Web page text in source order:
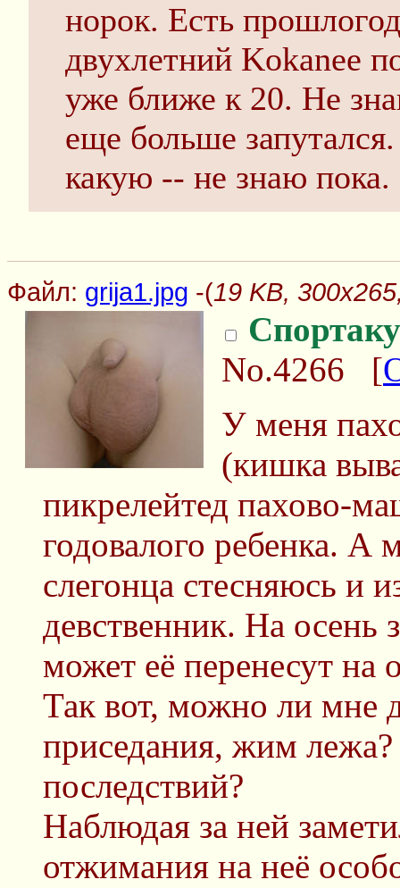
норок. Есть
двухлетний Kokanee
уже ближе к 20. Не
еще больше
какую -- не знаю пока.
Файл: grija1.jpg -(19 KB,
No.4266 [
У меня
(кишка
пикрелейтед пахово-
годовалого ребенка. А
слегонца стесняюсь и
девственник. На осень
может её перенесут на
Так вот, можно ли мне
приседания, жим
последствий?
Наблюдая за ней
отжимания на неё